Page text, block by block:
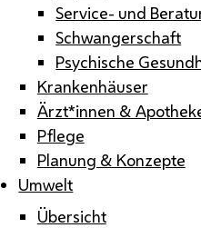
Service- und
Schwangerschaft
Psychische
Krankenhäuser
Ärzt*innen &
Pflege
Planung & Konzepte
Umwelt
Übersicht